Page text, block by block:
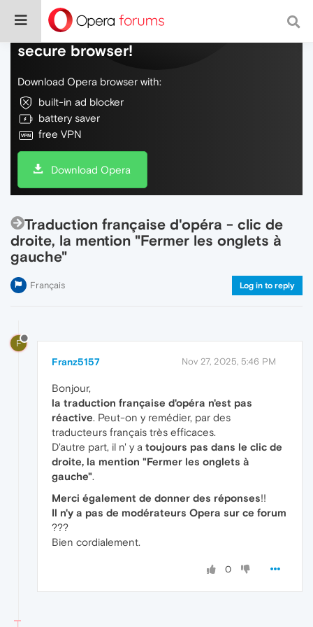
Do more on the web, with a fast and
secure browser!
Download Opera browser with:
built-in ad blocker
battery saver
free VPN
Download Opera
Traduction française d'opéra - clic de
droite, la mention "Fermer les onglets à
gauche"
Français Log in to reply
F
Franz5157 Nov 27, 2025, 5:46 PM
Bonjour,
la traduction française d'opéra n'est pas
réactive. Peut-on y remédier, par des
traducteurs français très efficaces.
D'autre part, il n' y a toujours pas dans le clic de
droite, la mention "Fermer les onglets à
gauche".
Merci également de donner des réponses!!
Il n'y a pas de modérateurs Opera sur ce forum
???
Bien cordialement.
0